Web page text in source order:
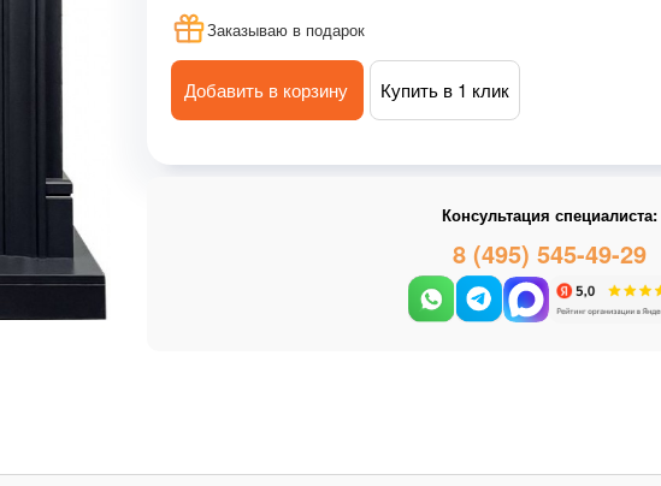
Заказываю в подарок
Добавить в корзину Купить в 1 клик
Консультация специалиста:
8 (495) 545-49-29